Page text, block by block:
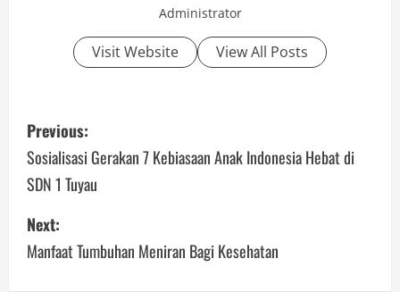
Administrator
Visit Website View All Posts
P
o
s
t
n
Previous:
Sosialisasi Gerakan 7 Kebiasaan Anak Indonesia Hebat di
SDN 1 Tuyau
Next:
Manfaat Tumbuhan Meniran Bagi Kesehatan